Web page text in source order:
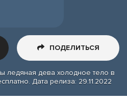
ПОДЕЛИТЬСЯ
ледяная дева холодное тело в
Дата релиза: 29.11.2022